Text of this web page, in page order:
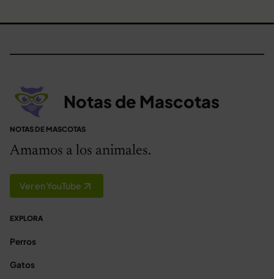
Notas de Mascotas
NOTAS DE MASCOTAS
Amamos a los animales.
Ver en YouTube
EXPLORA
Perros
Gatos